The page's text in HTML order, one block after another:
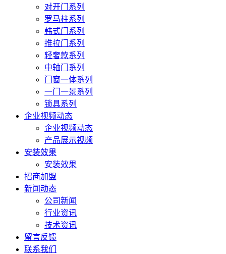
对开门系列
罗马柱系列
韩式门系列
推拉门系列
轻奢款系列
中轴门系列
门窗一体系列
一门一景系列
锁具系列
企业视频动态
企业视频动态
产品展示视频
安装效果
安装效果
招商加盟
新闻动态
公司新闻
行业资讯
技术资讯
留言反馈
联系我们